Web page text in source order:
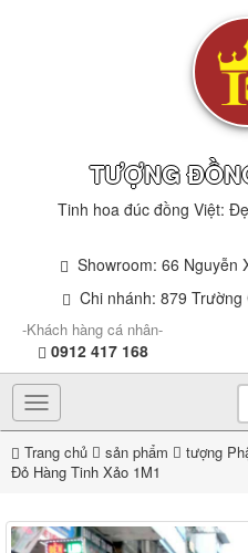
TƯỢNG
Tinh hoa đúc đồng Việt:
Showroom: 66 Nguyễn
Chi nhánh: 879
-Khách hàng cá nhân-
0912 417 168
Toggle
navigation
Trang chủ sản phẩm tượng
Đỏ Hàng Tinh Xảo 1M1